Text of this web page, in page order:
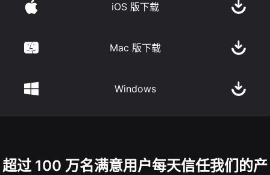
iOS 版下载
Mac 版下载
Windows
超过 100 万名满意用户每天信任我们的产